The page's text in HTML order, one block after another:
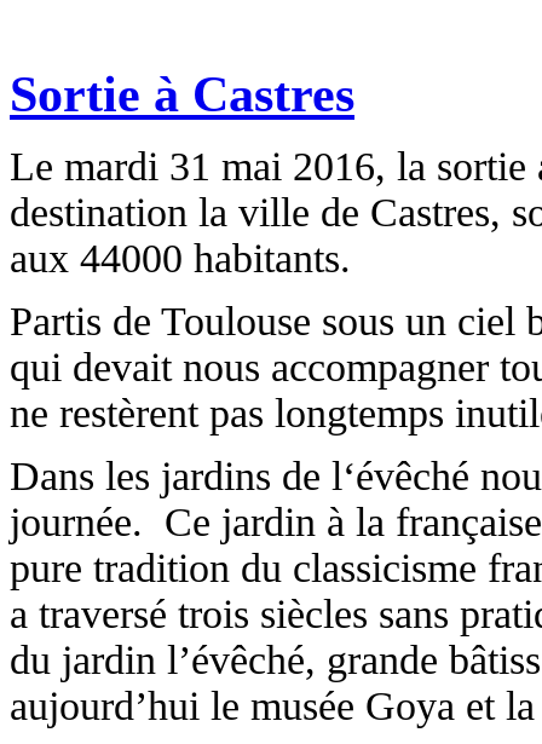
Sortie à Castres
Le mardi 31 mai 2016, la sortie
destination la ville de Castres,
aux 44000 habitants.
Partis de Toulouse sous un ciel
qui devait nous accompagner
ne restèrent pas longtemps
Dans les jardins de l‘évêché
journée. Ce jardin à la
pure tradition du classicisme
a traversé trois siècles sans
du jardin l’évêché, grande
aujourd’hui le musée Goya et